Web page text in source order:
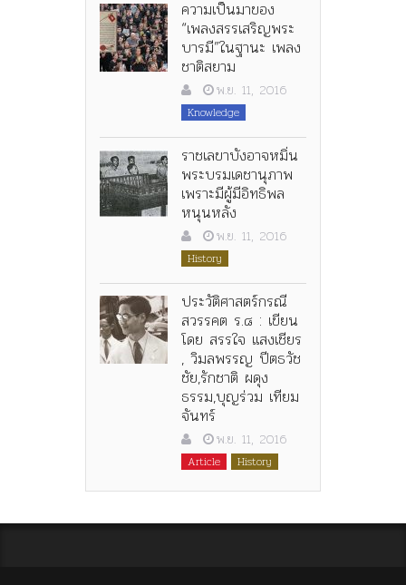
ความเป็นมาของ
“เพลงสรรเสริญพระ
บารมี”ในฐานะ เพลง
ชาติสยาม
พ.ย. 11, 2016
Knowledge
ราชเลขาบังอาจหมิ่น
พระบรมเดชานุภาพ
เพราะมีผู้มีอิทธิพล
หนุนหลัง
พ.ย. 11, 2016
History
ประวัติศาสตร์กรณี
สวรรคต ร.๘ : เขียน
โดย สรรใจ แสงเชียร
, วิมลพรรญ ปีตธวัช
ชัย,รักชาติ ผดุง
ธรรม,บุญร่วม เทียม
จันทร์
พ.ย. 11, 2016
Article History